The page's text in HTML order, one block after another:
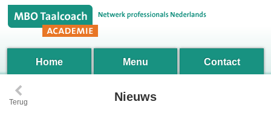
Home Menu Contact
‹
Terug Nieuws